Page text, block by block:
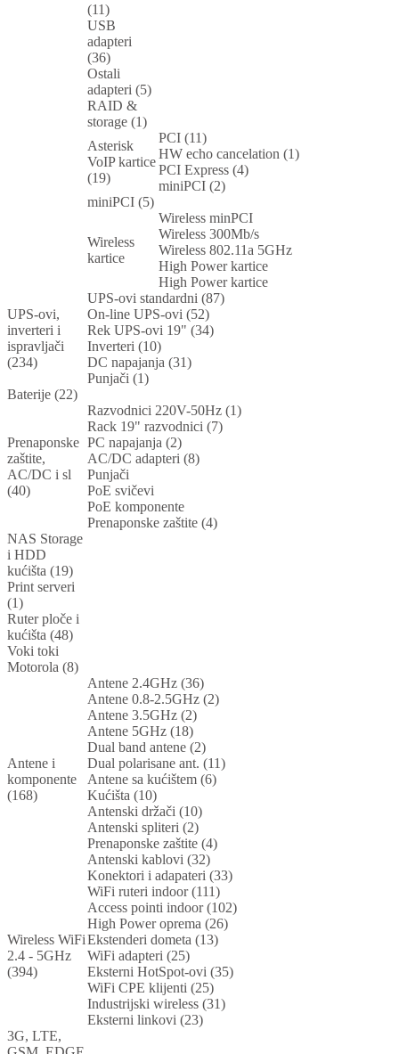
(11)
USB
adapteri
(36)
Ostali
adapteri (5)
RAID &
storage (1)
Asterisk
VoIP kartice
(19)
PCI (11)
HW echo cancelation (1)
PCI Express (4)
miniPCI (2)
miniPCI (5)
Wireless
kartice
Wireless minPCI
Wireless 300Mb/s
Wireless 802.11a 5GHz
High Power kartice
High Power kartice
UPS-ovi,
inverteri i
ispravljači
(234)
UPS-ovi standardni (87)
On-line UPS-ovi (52)
Rek UPS-ovi 19" (34)
Inverteri (10)
DC napajanja (31)
Punjači (1)
Baterije (22)
Prenaponske
zaštite,
AC/DC i sl
(40)
Razvodnici 220V-50Hz (1)
Rack 19" razvodnici (7)
PC napajanja (2)
AC/DC adapteri (8)
Punjači
PoE svičevi
PoE komponente
Prenaponske zaštite (4)
NAS Storage
i HDD
kućišta (19)
Print serveri
(1)
Ruter ploče i
kućišta (48)
Voki toki
Motorola (8)
Antene i
komponente
(168)
Antene 2.4GHz (36)
Antene 0.8-2.5GHz (2)
Antene 3.5GHz (2)
Antene 5GHz (18)
Dual band antene (2)
Dual polarisane ant. (11)
Antene sa kućištem (6)
Kućišta (10)
Antenski držači (10)
Antenski spliteri (2)
Prenaponske zaštite (4)
Antenski kablovi (32)
Konektori i adapateri (33)
Wireless WiFi
2.4 - 5GHz
(394)
WiFi ruteri indoor (111)
Access pointi indoor (102)
High Power oprema (26)
Ekstenderi dometa (13)
WiFi adapteri (25)
Eksterni HotSpot-ovi (35)
WiFi CPE klijenti (25)
Industrijski wireless (31)
Eksterni linkovi (23)
3G, LTE,